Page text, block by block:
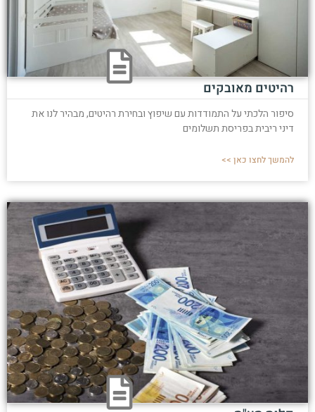
רהיטים מאובקים
סיפור הלכתי על התמודדות עם שיפוץ ובחירת רהיטים, מבהיר לנו את
דיני ריבית בפריסת תשלומים
להמשך לחצו כאן >>